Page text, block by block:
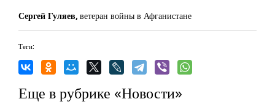
Сергей Гуляев, ветеран войны в Афганистане
Теги:
Еще в рубрике «Новости»